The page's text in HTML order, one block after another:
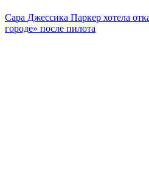
Сара Джессика Паркер хотела
городе» после пилота